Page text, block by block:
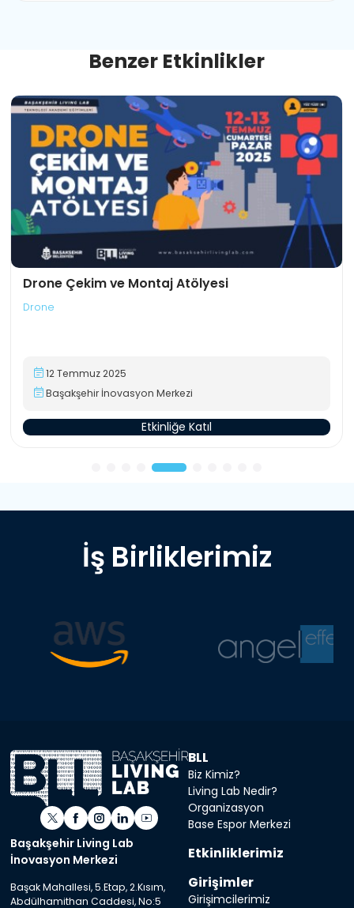
Benzer Etkinlikler
Drone Çekim ve Montaj Atölyesi
Drone
12 Temmuz 2025
Başakşehir İnovasyon Merkezi
Etkinliğe Katıl
İş Birliklerimiz
BLL
Biz Kimiz?
Living Lab Nedir?
Organizasyon
Base Espor Merkezi
Etkinliklerimiz
Girişimler
Girişimcilerimiz
Başakşehir Living Lab
İnovasyon Merkezi
Başak Mahallesi, 5.Etap, 2.Kısım,
Abdülhamithan Caddesi, No:5